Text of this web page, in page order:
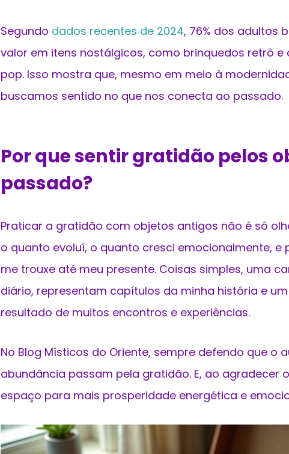
Segundo dados recentes de 2024, 76% dos adultos
valor em itens nostálgicos, como brinquedos retrô e
pop. Isso mostra que, mesmo em meio à
buscamos sentido no que nos conecta ao passado.
Por que sentir gratidão pelos
passado?
Praticar a gratidão com objetos antigos não é só
o quanto evoluí, o quanto cresci emocionalmente, e
me trouxe até meu presente. Coisas simples, uma
diário, representam capítulos da minha história e
resultado de muitos encontros e experiências.
No Blog Místicos do Oriente, sempre defendo que o
abundância passam pela gratidão. E, ao agradecer
espaço para mais prosperidade energética e